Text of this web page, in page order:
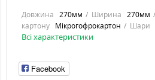
Довжина 270мм Ширина 270мм
картону Мікрогофрокартон Шари
Всі характеристики
Facebook